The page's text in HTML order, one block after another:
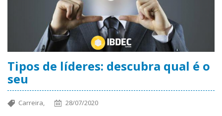
Tipos de líderes: descubra qual é o
seu
Carreira, 28/07/2020